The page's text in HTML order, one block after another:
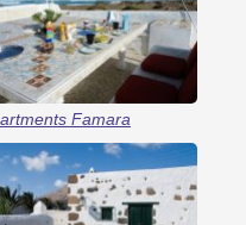
Famara